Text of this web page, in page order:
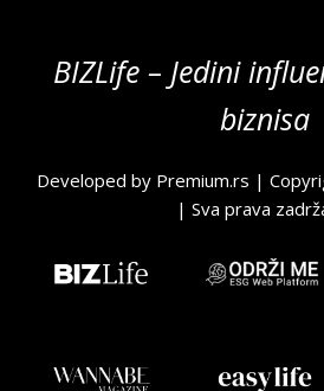
BIZLife – Jedini
biznisa
Developed by Premium.rs |
| Sva prava